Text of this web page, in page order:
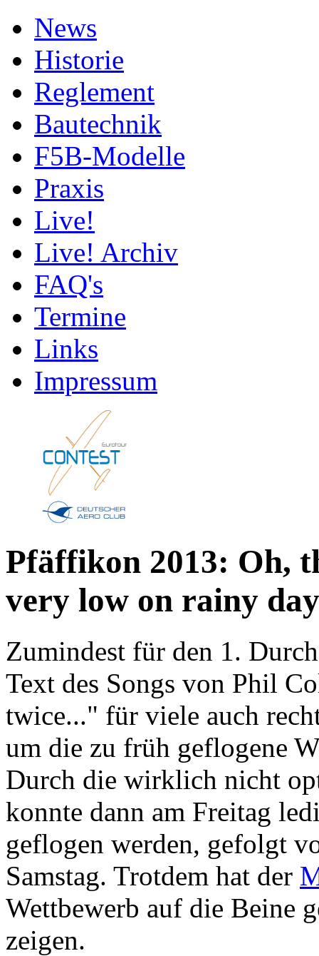
News
Historie
Reglement
Bautechnik
F5B-Modelle
Praxis
Live!
Live! Archiv
FAQ's
Termine
Links
Impressum
Pfäffikon 2013: Oh,
very low on rainy
Zumindest für den 1.
Text des Songs von Phil
twice..." für viele auch
um die zu früh geflogene
Durch die wirklich nicht
konnte dann am Freitag
geflogen werden, gefolgt
Samstag. Trotdem hat der
Wettbewerb auf die Beine
zeigen.